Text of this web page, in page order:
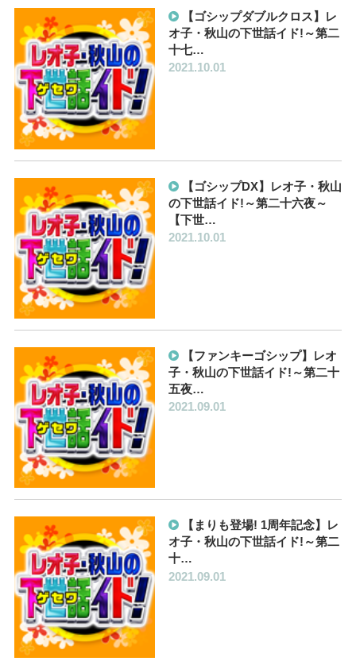
【ゴシップダブルクロス】レ
オ子・秋山の下世話イド!～第二
十七…
2021.10.01
【ゴシップDX】レオ子・秋山
の下世話イド!～第二十六夜～
【下世…
2021.10.01
【ファンキーゴシップ】レオ
子・秋山の下世話イド!～第二十
五夜…
2021.09.01
【まりも登場! 1周年記念】レ
オ子・秋山の下世話イド!～第二
十…
2021.09.01